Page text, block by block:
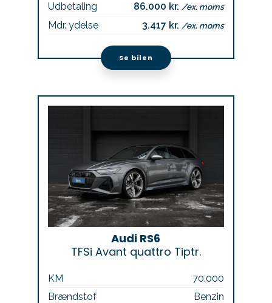
Udbetaling
86.000 kr./ex. moms
Mdr. ydelse 3.417 kr./ex. moms
Se bilen
Audi RS6
TFSi Avant quattro Tiptr.
KM
70.000
Brændstof
Benzin